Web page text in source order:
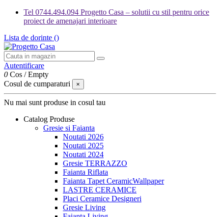
Tel 0744.494.094 Progetto Casa – solutii cu stil pentru orice
proiect de amenajari interioare
Lista de dorinte ()
Autentificare
0 Cos /Empty
Cosul de cumparaturi
×
Nu mai sunt produse in cosul tau
Catalog Produse
Gresie si Faianta
Noutati 2026
Noutati 2025
Noutati 2024
Gresie TERRAZZO
Faianta Riflata
Faianta Tapet CeramicWallpaper
LASTRE CERAMICE
Placi Ceramice Designeri
Gresie Living